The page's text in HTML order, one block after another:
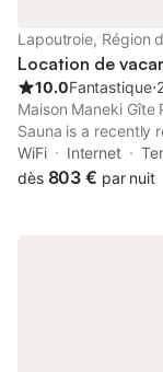
Lapoutroie, Région
Location de
10.0Fantastique⋅
Maison Maneki
Sauna is a recently
where guests can
and garden.
WiFi Internet
dès 803 € par nuit